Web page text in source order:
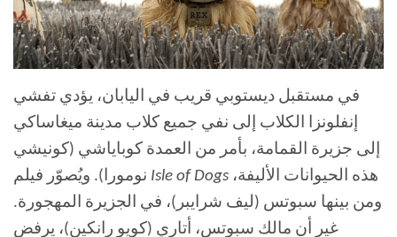
في مستقبل ديستوبي قريب في اليابان، يؤدي تفشي
إنفلونزا الكلاب إلى نفي جميع كلاب مدينة ميغاساكي
إلى جزيرة القمامة، بأمر من العمدة كوباياشي (كونيشي
Isle of Dogs
ومن بينها سبوتس (ليف شرايبر)، في الجزيرة المهجورة.
غير أن مالك سبوتس، أتاري (كويو رانكين)، يرفض